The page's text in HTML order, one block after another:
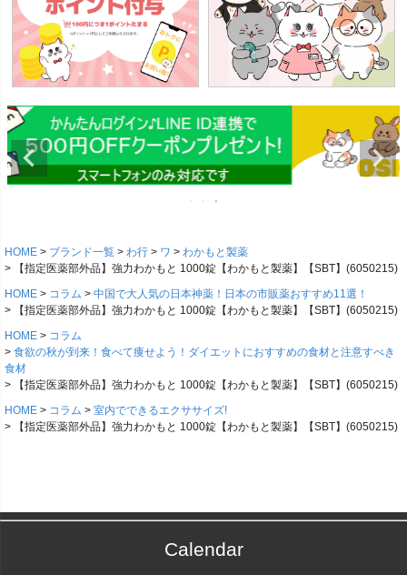
HOME ブランド一覧 わ行 ワ
わかもと製薬
【指定医薬部外品】強力わかもと 1000錠【わかもと製薬】【SBT】(6050215)
HOME
コラム
中国で大人気の日本神薬！日本の市販薬おすすめ11選！
【指定医薬部外品】強力わかもと 1000錠【わかもと製薬】【SBT】(6050215)
HOME
コラム
食欲の秋が到来！食べて痩せよう！ダイエットにおすすめの食材と注意すべき
食材
【指定医薬部外品】強力わかもと 1000錠【わかもと製薬】【SBT】(6050215)
HOME
コラム
室内でできるエクササイズ!
【指定医薬部外品】強力わかもと 1000錠【わかもと製薬】【SBT】(6050215)
Calendar